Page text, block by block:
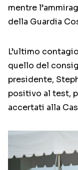
mentre
della Guardia
L’ultimo
quello del
presidente,
positivo al test,
accertati alla